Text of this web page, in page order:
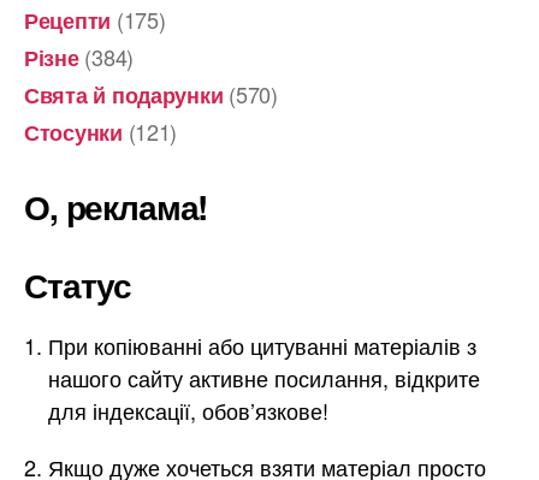
Рецепти (175)
Різне(384)
Свята й подарунки (570)
Стосунки (121)
О, реклама!
Статус
При копіюванні або цитуванні матеріалів з
нашого сайту активне посилання, відкрите
для індексації, обов’язкове!
Якщо дуже хочеться взяти матеріал просто